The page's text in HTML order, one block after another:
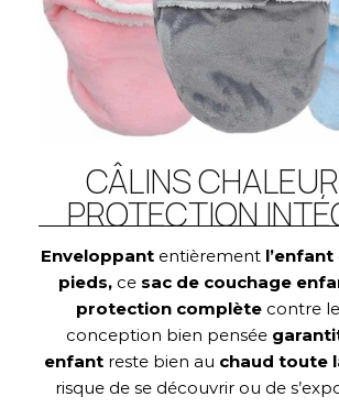
CÂLINS
PROTECTION
Enveloppantentièrement l’enfant
pieds, ce sac de couchage
protection complète contre le
conception bien pensée
enfant reste bien au chaud toute
risque de se découvrir ou de